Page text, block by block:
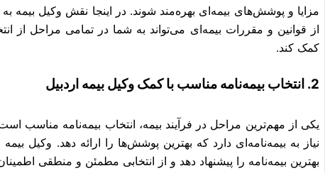
مزایا و پوشش‌های بیمه‌ای بهره‌مند شوند. در اینجا نقش وکیل بیمه
از قوانین و مقررات بیمه‌ای می‌تواند به شما در تمامی مراحل از
کمک کند.
2. انتخاب بیمه‌نامه مناسب با کمک وکیل بیمه اردبیل
یکی از مهم‌ترین مراحل در فرآیند بیمه، انتخاب بیمه‌نامه مناسب
نیاز به بیمه‌نامه‌ای دارد که بهترین پوشش‌ها را ارائه دهد. وکیل
بهترین بیمه‌نامه را پیشنهاد دهد و از انتخابی مطمئن و منطقی